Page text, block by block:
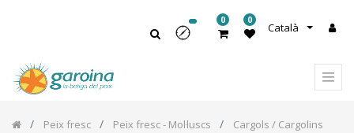
Català
0 0
Peix fresc Peix fresc - Mol·luscs Cargols / Cargolins